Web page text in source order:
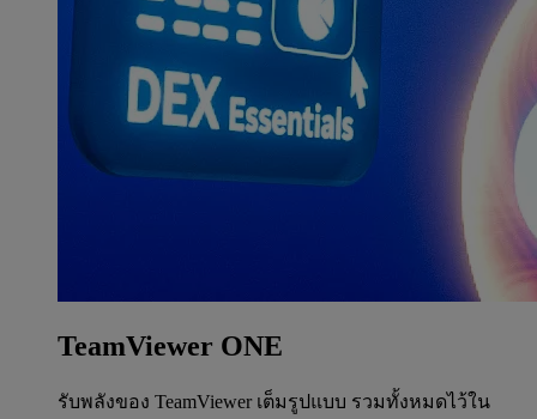
TeamViewer ONE
รับพลังของ TeamViewer เต็มรูปแบบ รวมทั้งหมดไว้ใน